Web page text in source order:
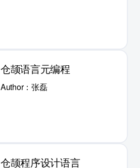
仓颉语言元编程
Author：张磊
仓颉程序设计语言